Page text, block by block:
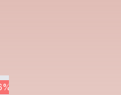
%